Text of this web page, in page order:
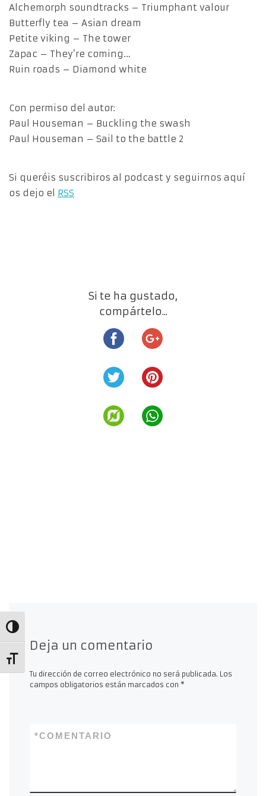
Alternar alto contraste
Alternar tamaño de letra
Alchemorph soundtracks – Triumphant valour
Butterfly tea – Asian dream
Petite viking – The tower
Zapac – They’re coming…
Ruin roads – Diamond white
Con permiso del autor:
Paul Houseman – Buckling the swash
Paul Houseman – Sail to the battle 2
Si queréis suscribiros al podcast y seguirnos aquí
os dejo el RSS
Si te ha gustado,
compártelo...
Deja un comentario
Tu dirección de correo electrónico no será publicada. Los
campos obligatorios están marcados con *
COMENTARIO
*